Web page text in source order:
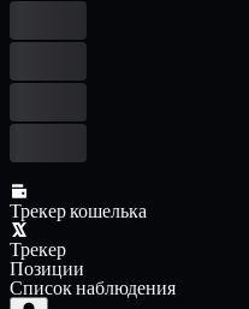
Трекер кошелька
Трекер
Позиции
Список наблюдения